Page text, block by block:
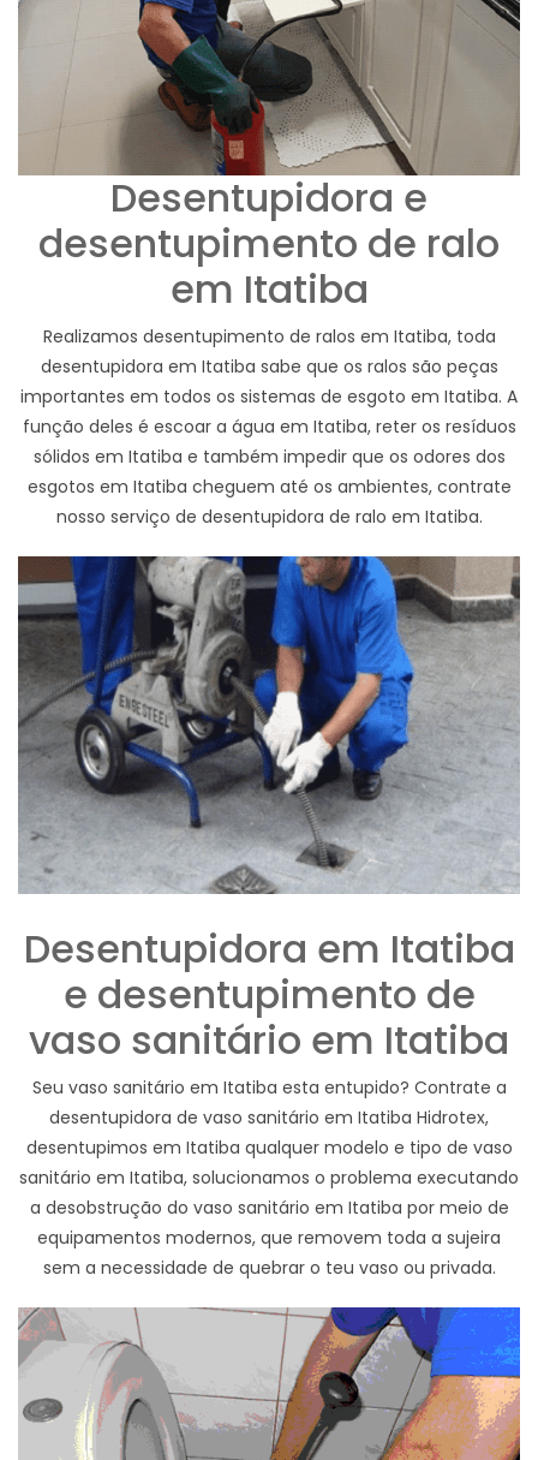
Desentupidora e
desentupimento de ralo
em Itatiba
Realizamos desentupimento de ralos em Itatiba, toda
desentupidora em Itatiba sabe que os ralos são peças
importantes em todos os sistemas de esgoto em Itatiba. A
função deles é escoar a água em Itatiba, reter os resíduos
sólidos em Itatiba e também impedir que os odores dos
esgotos em Itatiba cheguem até os ambientes, contrate
nosso serviço de desentupidora de ralo em Itatiba.
Desentupidora em Itatiba
e desentupimento de
vaso sanitário em Itatiba
Seu vaso sanitário em Itatiba esta entupido? Contrate a
desentupidora de vaso sanitário em Itatiba Hidrotex,
desentupimos em Itatiba qualquer modelo e tipo de vaso
sanitário em Itatiba, solucionamos o problema executando
a desobstrução do vaso sanitário em Itatiba por meio de
equipamentos modernos, que removem toda a sujeira
sem a necessidade de quebrar o teu vaso ou privada.